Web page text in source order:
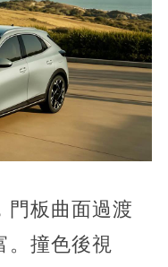
門板曲面過渡
。撞色後視